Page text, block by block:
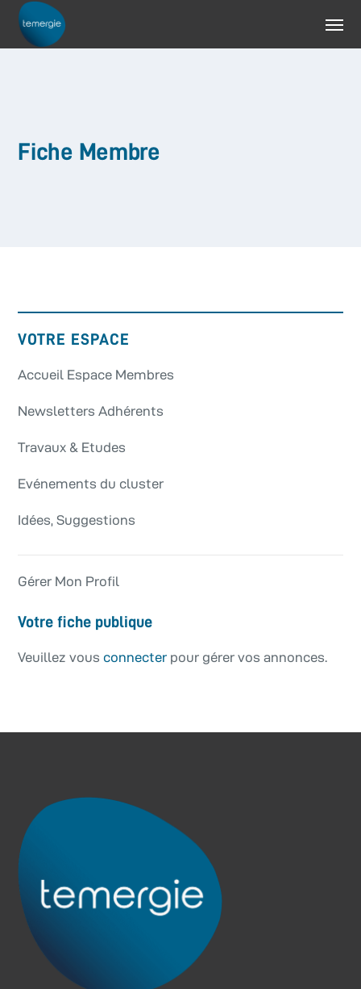
Fiche Membre
VOTRE ESPACE
Accueil Espace Membres
Newsletters Adhérents
Travaux & Etudes
Evénements du cluster
Idées, Suggestions
Gérer Mon Profil
Votre fiche publique
Veuillez vousconnecter pour gérer vos annonces.